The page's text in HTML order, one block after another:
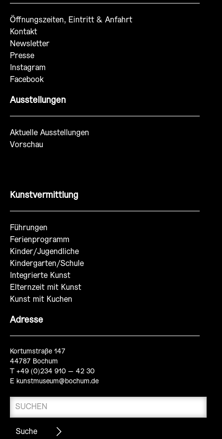
Öffnungszeiten, Eintritt & Anfahrt
Kontakt
Newsletter
Presse
Instagram
Facebook
Ausstellungen
Aktuelle Ausstellungen
Vorschau
Kunstvermittlung
Führungen
Ferienprogramm
Kinder/Jugendliche
Kindergarten/Schule
Integrierte Kunst
Elternzeit mit Kunst
Kunst mit Kuchen
Adresse
Kortumstraße 147
44787 Bochum
T +49 (0)234 910 – 42 30
E kunstmuseum@bochum.de